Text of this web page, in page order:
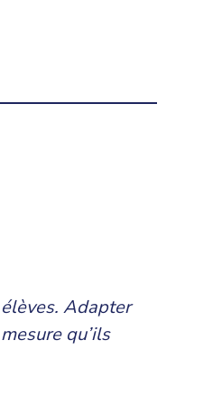
Adapter
qu’ils